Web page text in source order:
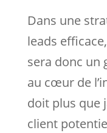
Dans une
leads
sera donc un
au cœur de
doit plus que
client